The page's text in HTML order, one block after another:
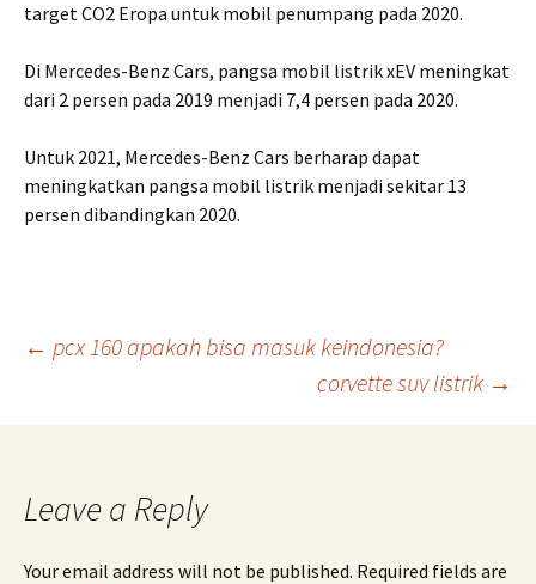
target CO2 Eropa untuk mobil penumpang pada 2020.
Di Mercedes-Benz Cars, pangsa mobil listrik xEV meningkat
dari 2 persen pada 2019 menjadi 7,4 persen pada 2020.
Untuk 2021, Mercedes-Benz Cars berharap dapat
meningkatkan pangsa mobil listrik menjadi sekitar 13
persen dibandingkan 2020.
Post
navigation
← pcx 160 apakah bisa masuk keindonesia?
corvette suv listrik →
Leave a Reply
Your email address will not be published. Required fields are